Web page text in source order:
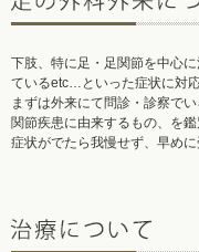
下肢、特に足・足関節を中心
ているetc…といった症状に対応
まずは外来にて問診・診察で
関節疾患に由来するもの、を
症状がでたら我慢せず、早め